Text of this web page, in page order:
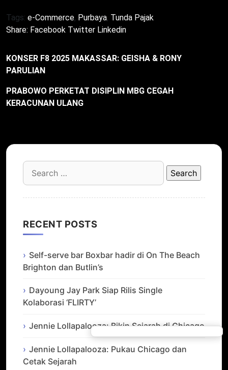
Tags: e-Commerce, Purbaya, Tunda Pajak
Share: Facebook Twitter Linkedin
KONSER F8 2025 MAKASSAR: GEISHA & RONY
PARULIAN
PRABOWO PERKETAT DISIPLIN MBG CEGAH
KERACUNAN ULANG
Search
for:
RECENT POSTS
Self-serve bar Boxbar hadir di On The Beach
Brighton dan Butlin’s
Dayoung Jay Park Siap Rilis Single
Kolaborasi ‘FLIRTY’
Jennie Lollapalooza: Bikin Sejarah di Chicago
Jennie Lollapalooza: Pukau Chicago dan
Cetak Sejarah